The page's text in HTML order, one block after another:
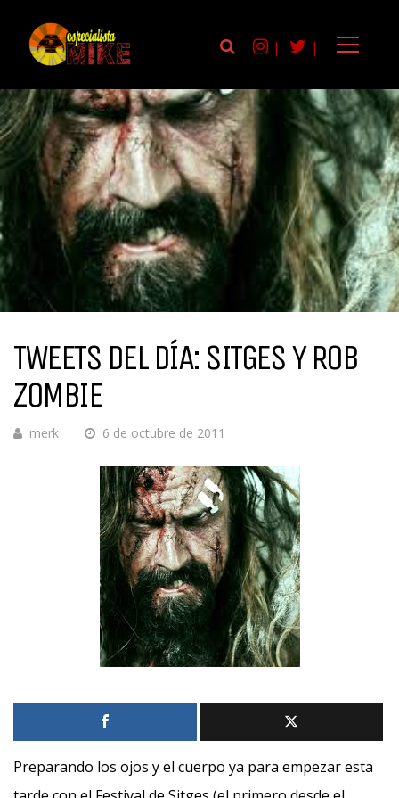
| |
TWEETS DEL DÍA: SITGES Y ROB
ZOMBIE
merk 6 de octubre de 2011
Preparando los ojos y el cuerpo ya para empezar esta